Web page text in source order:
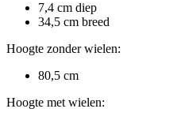
7,4 cm diep
34,5 cm breed
Hoogte zonder wielen:
80,5 cm
Hoogte met wielen: